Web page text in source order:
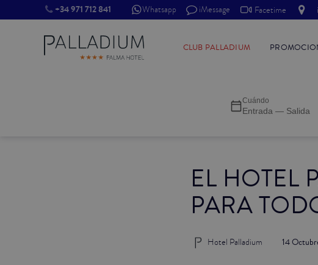
EL HOTEL
PARA
14
Hotel Palladium
+34 971 712 841 Whatsapp iMessage Facetime
CLUB PALLADIUM
Cuándo
Entrada — Salida
INDIVIDUAL RED